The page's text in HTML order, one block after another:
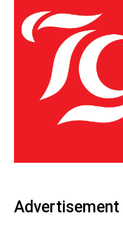
Advertisement